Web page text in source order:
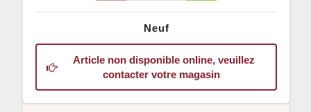
Neuf
Article non disponible online, veuillez
contacter votre magasin